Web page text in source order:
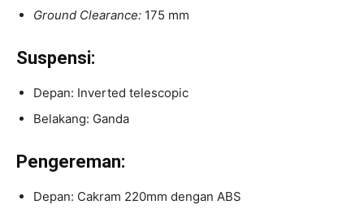
Ground Clearance: 175 mm
Suspensi:
Depan: Inverted telescopic
Belakang: Ganda
Pengereman:
Depan: Cakram 220mm dengan ABS